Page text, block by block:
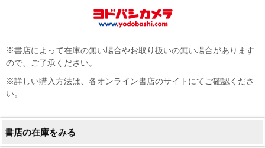
※書店によって在庫の無い場合やお取り扱いの無い場合があります
ので、ご了承ください。
※詳しい購入方法は、各オンライン書店のサイトにてご確認くださ
い。
書店の在庫をみる